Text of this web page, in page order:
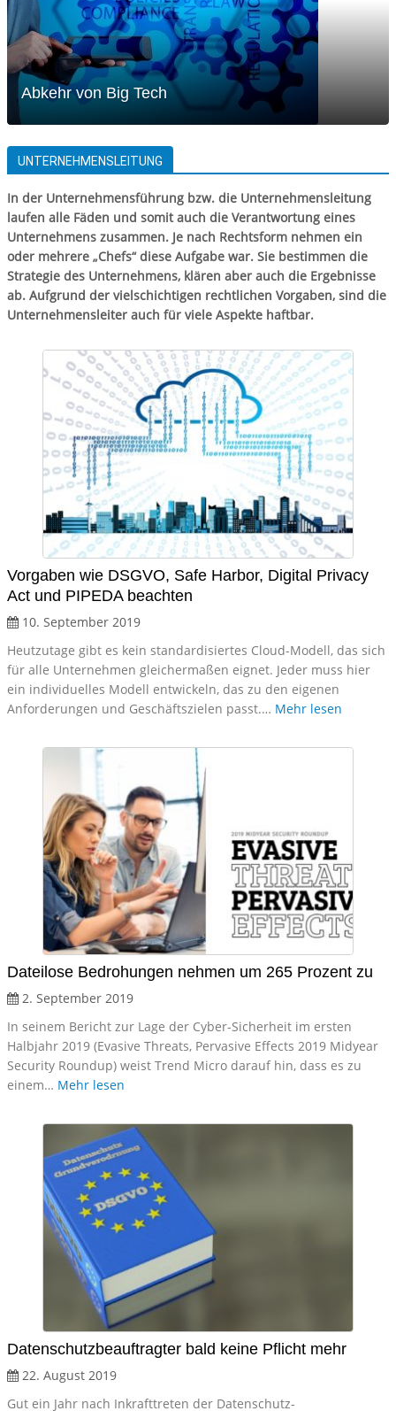
Abkehr von Big Tech
UNTERNEHMENSLEITUNG
In der Unternehmensführung bzw. die Unternehmensleitung
laufen alle Fäden und somit auch die Verantwortung eines
Unternehmens zusammen. Je nach Rechtsform nehmen ein
oder mehrere „Chefs“ diese Aufgabe war. Sie bestimmen die
Strategie des Unternehmens, klären aber auch die Ergebnisse
ab. Aufgrund der vielschichtigen rechtlichen Vorgaben, sind die
Unternehmensleiter auch für viele Aspekte haftbar.
Vorgaben wie DSGVO, Safe Harbor, Digital Privacy
Act und PIPEDA beachten
10. September 2019
Heutzutage gibt es kein standardisiertes Cloud-Modell, das sich
für alle Unternehmen gleichermaßen eignet. Jeder muss hier
ein individuelles Modell entwickeln, das zu den eigenen
Anforderungen und Geschäftszielen passt.… Mehr lesen
Dateilose Bedrohungen nehmen um 265 Prozent zu
2. September 2019
In seinem Bericht zur Lage der Cyber-Sicherheit im ersten
Halbjahr 2019 (Evasive Threats, Pervasive Effects 2019 Midyear
Security Roundup) weist Trend Micro darauf hin, dass es zu
einem… Mehr lesen
Datenschutzbeauftragter bald keine Pflicht mehr
22. August 2019
Gut ein Jahr nach Inkrafttreten der Datenschutz-